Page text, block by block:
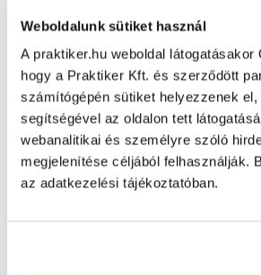
Weboldalunk sütiket használ
A praktiker.hu weboldal látogatásakor
hogy a Praktiker Kft. és szerződött
számítógépén sütiket helyezzenek el,
segítségével az oldalon tett
webanalitikai és személyre szóló
megjelenítése céljából felhasználják.
az adatkezelési tájékoztatóban.
Oldal újratöltése